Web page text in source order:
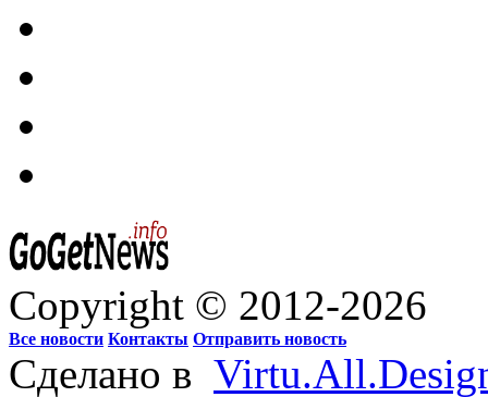
Copyright © 2012-2026
Все новости Контакты Отправить новость
Сделано в